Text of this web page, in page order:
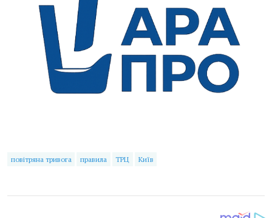
повітряна тривога правила ТРЦ Київ